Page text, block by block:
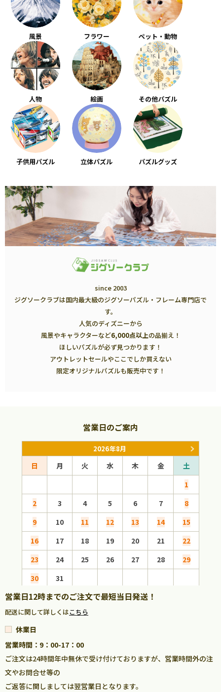
風景 フラワー ペット・動物
人物 絵画 その他パズル
子供用パズル 立体パズル パズルグッズ
since 2003
ジグソークラブは国内最大級のジグソーパズル・フレーム専門店で
す。
人気のディズニーから
風景やキャラクターなど6,000点以上の品揃え！
ほしいパズルが必ず見つかります！
アウトレットセールやここでしか買えない
限定オリジナルパズルも販売中です！
営業日のご案内
2026年8月
日 月 火 水 木 金
土
1
2
3 4 5 6 7
8
9
10 11 12 13 14
15
16
17 18 19 20 21
22
23
24 25 26 27 28
29
30
31
営業日12時までのご注文で最短当日発送！
配送に関して詳しくはこちら
休業日
営業時間：9：00-17：00
ご注文は24時間年中無休で受け付けておりますが、営業時間外の注
文やお問合せ等の
ご返答に関しましては翌営業日となります。